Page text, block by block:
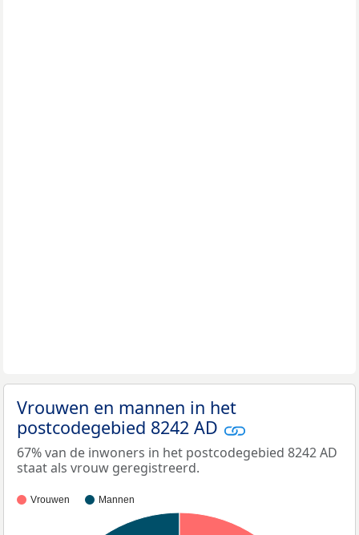
Vrouwen en mannen in het
postcodegebied 8242 AD
67% van de inwoners in het postcodegebied 8242 AD
staat als vrouw geregistreerd.
Vrouwen Mannen